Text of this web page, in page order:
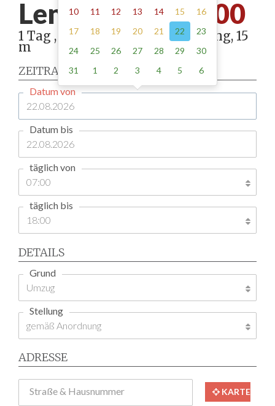
Lenting - 235.00
1 Tag , Stellung gemäß Anordnung, 15
m
ZEITRAUM
Datum von
Datum bis
täglich von
täglich bis
DETAILS
Grund
Stellung
ADRESSE
Straße & Hausnummer KARTE
10
11 12 13 14 15
16
17
18 19 20 21 22
23
24
25 26 27 28 29
30
31
1 2 3 4 5 6